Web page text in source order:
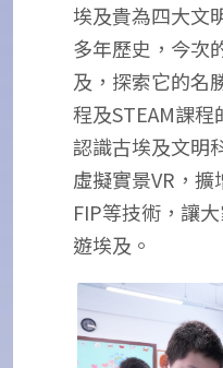
埃及貴為四大文
多年歷史，今次
及，探索它的名
程及STEAM課
認識古埃及文明
虛擬實景VR，擴
FIP等技術，讓
遊埃及。